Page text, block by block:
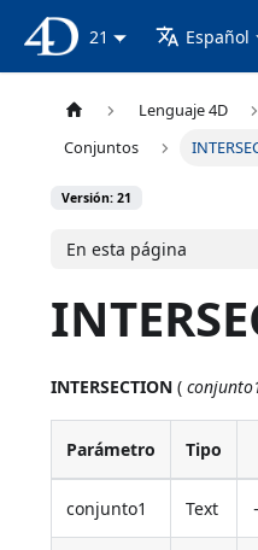
Documentación 4D
21 Español
Lenguaje 4D
Conjuntos
Versión: 21
En esta página
INTERSECTION (
Parámetro Tipo
conjunto1 Text